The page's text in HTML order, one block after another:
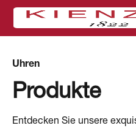
Uhren
Produkte
Entdecken Sie unsere